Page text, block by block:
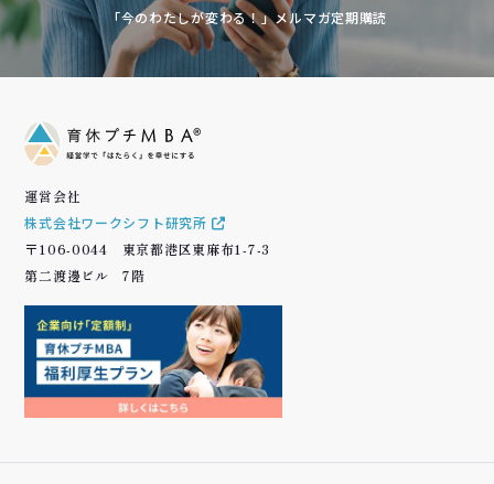
「今のわたしが変わる！」メルマガ定期購読
運営会社
株式会社ワークシフト研究所
〒106-0044 東京都港区東麻布1-7-3
第二渡邊ビル 7階